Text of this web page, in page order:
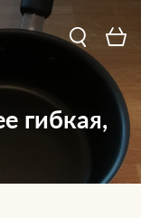
гибкая,